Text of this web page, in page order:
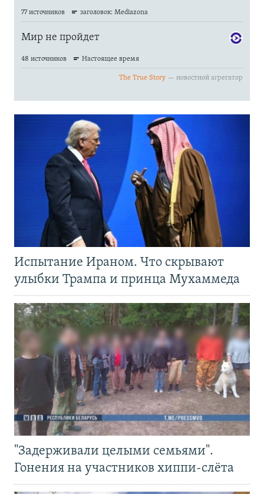
Испытание Ираном. Что скрывают
улыбки Трампа и принца Мухаммеда
"Задерживали целыми семьями".
Гонения на участников хиппи-слёта